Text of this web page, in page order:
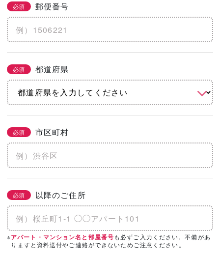
必須 郵便番号
必須 都道府県
必須 市区町村
必須 以降のご住所
※アパート・マンション名と部屋番号も必ずご入力ください。不備があ
りますと資料送付やご連絡ができないためご注意ください。